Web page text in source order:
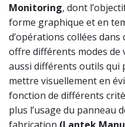
Monitoring, dont
forme graphique et en
d’opérations collées
offre différents modes de
aussi différents outils qui
mettre visuellement en
fonction de différents
plus l’usage du panneau